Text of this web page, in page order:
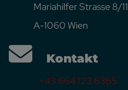
Mariahilfer Strasse 8/11
A-1060 Wien
Kontakt
+43 664 123 6365